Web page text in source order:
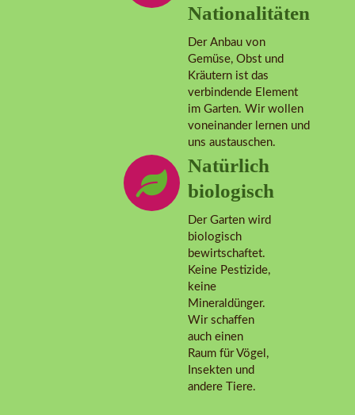
Nationalitäten
Der Anbau von
Gemüse, Obst und
Kräutern ist das
verbindende Element
im Garten. Wir wollen
voneinander lernen und
uns austauschen.
Natürlich
biologisch
Der Garten wird
biologisch
bewirtschaftet.
Keine Pestizide,
keine
Mineraldünger.
Wir schaffen
auch einen
Raum für Vögel,
Insekten und
andere Tiere.